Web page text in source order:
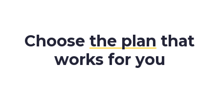
Choose the plan that
works for you